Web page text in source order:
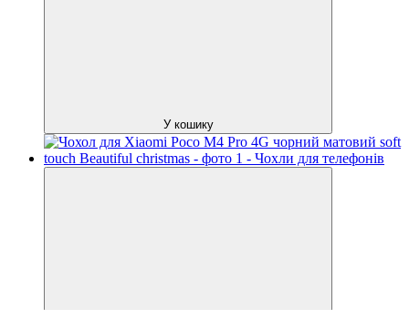
У кошику